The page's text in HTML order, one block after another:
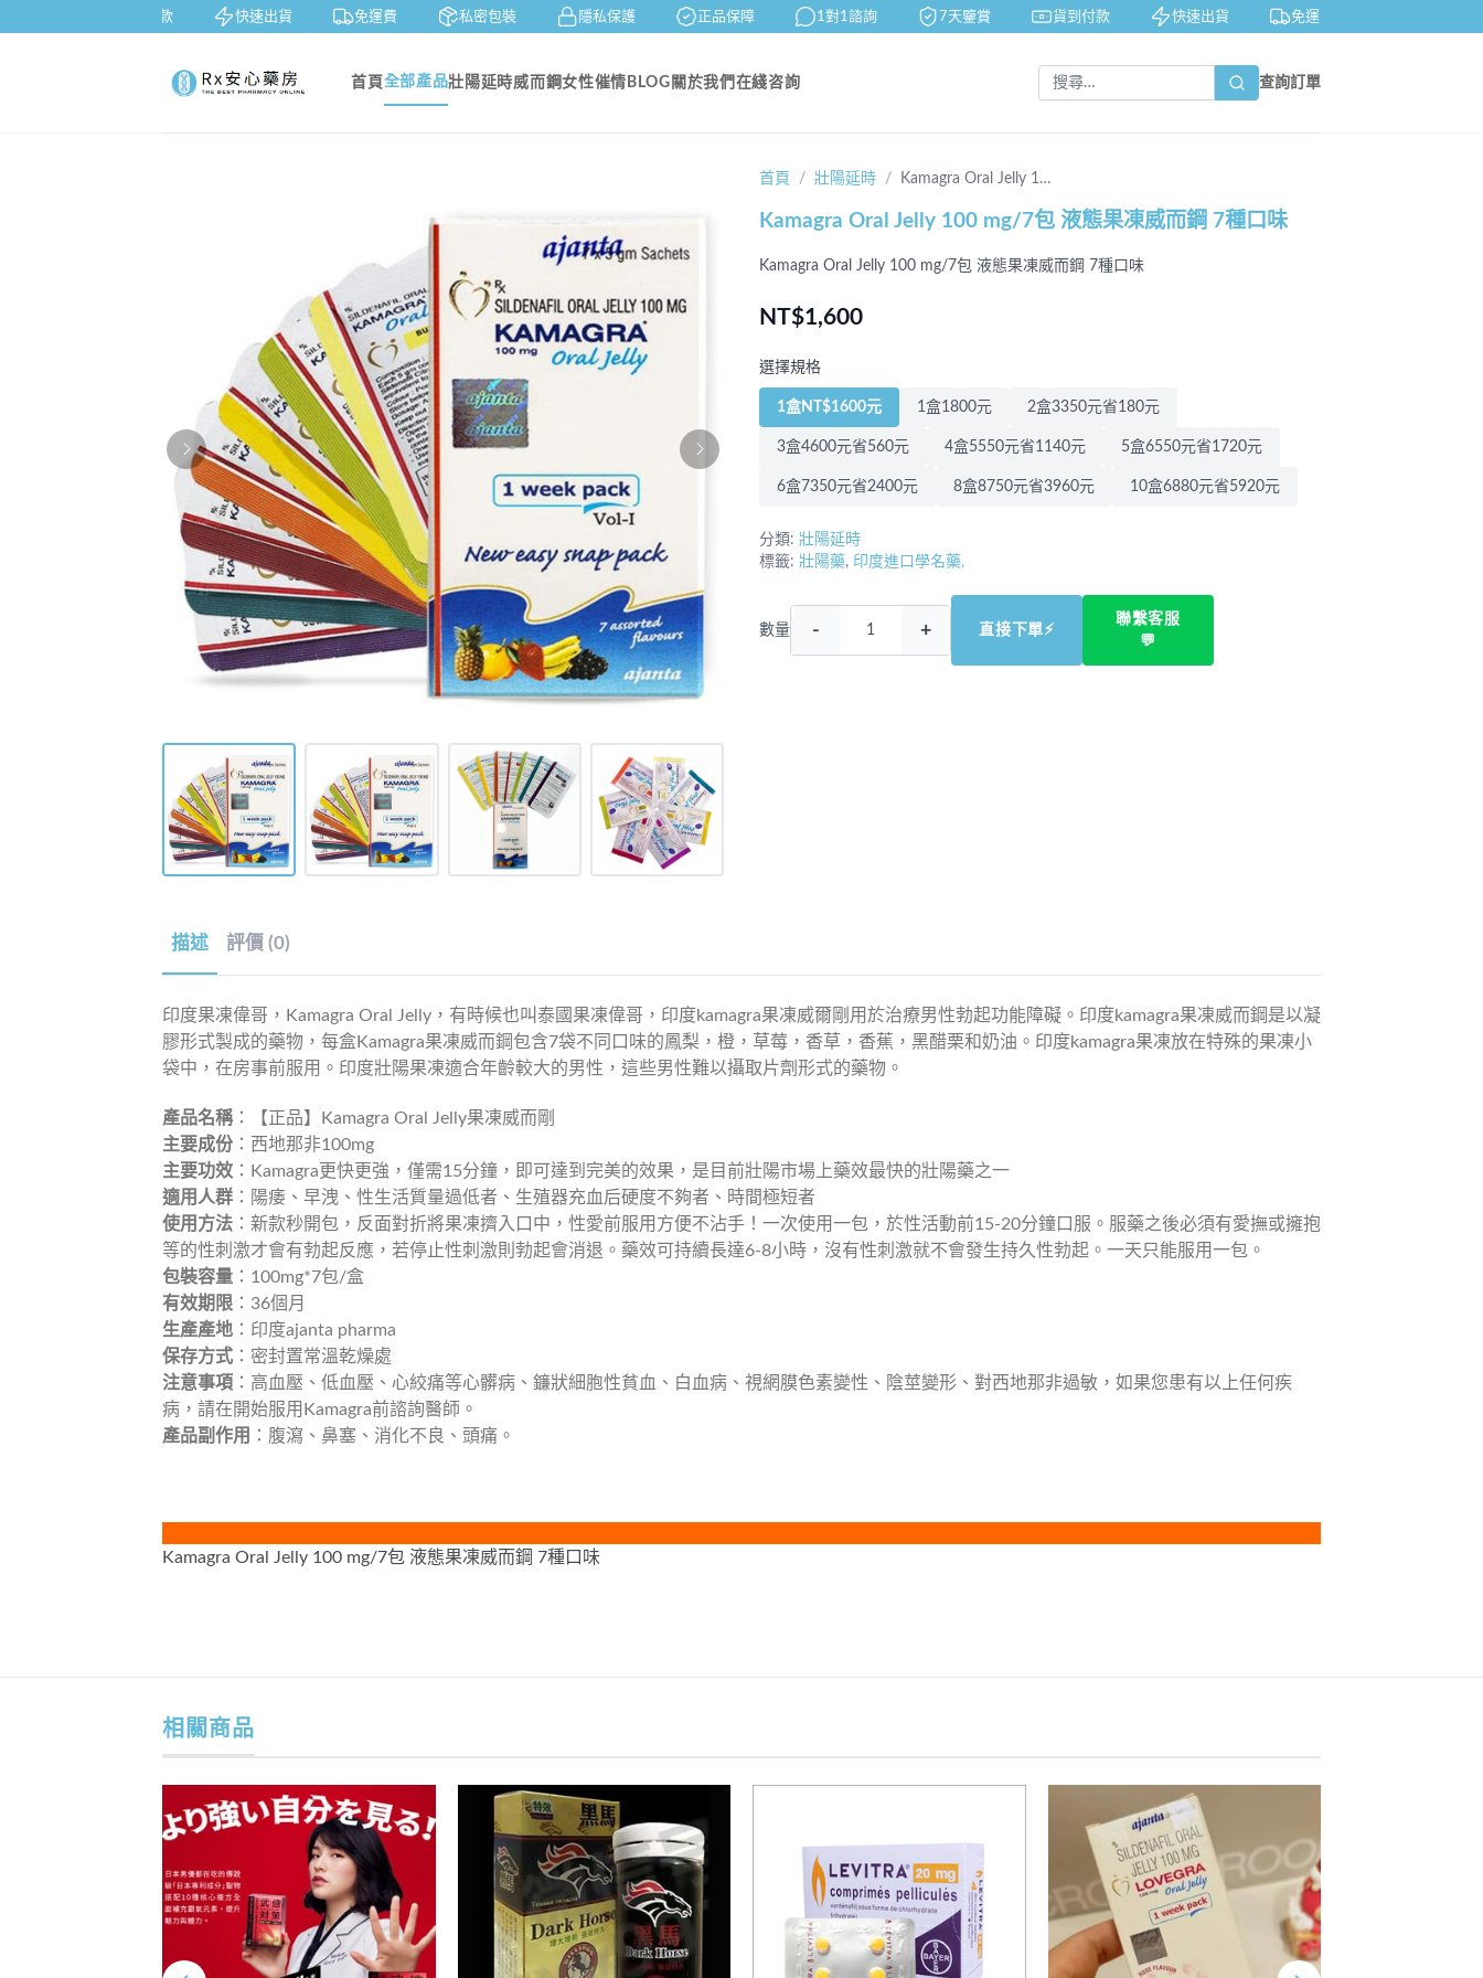
快速出貨 免運費 私密包裝 隱私保護 正品保障 1對1諮詢 7天鑒賞 貨到付款 快速出貨 免運費
首頁全部產品壯陽延時威而鋼女性催情 BLOG 關於我們 在綫咨詢 查詢訂單
首頁 壯陽延時 Kamagra Oral Jelly 1…
Kamagra Oral Jelly 100 mg/7包 液態果凍威而鋼 7種口味
Kamagra Oral Jelly 100 mg/7包 液態果凍威而鋼 7種口味
NT$1,600
選擇規格
1盒NT$1600元 1盒1800元 2盒3350元省180元
3盒4600元省560元 4盒5550元省1140元 5盒6550元省1720元
6盒7350元省2400元 8盒8750元省3960元 10盒6880元省5920元
分類: 壯陽延時
標籤: 壯陽藥, 印度進口學名藥,
數量 - + 直接下單⚡
聯繫客服
💬
描述 評價 (0)
印度果凍偉哥，Kamagra Oral Jelly，有時候也叫泰國果凍偉哥，印度kamagra果凍威爾剛用於治療男性勃起功能障礙。印度kamagra果凍威而鋼是以凝
膠形式製成的藥物，每盒Kamagra果凍威而鋼包含7袋不同口味的鳳梨，橙，草莓，香草，香蕉，黑醋栗和奶油。印度kamagra果凍放在特殊的果凍小
袋中，在房事前服用。印度壯陽果凍適合年齡較大的男性，這些男性難以攝取片劑形式的藥物。
產品名稱：【正品】Kamagra Oral Jelly果凍威而剛
主要成份 ：西地那非100mg
主要功效 ：Kamagra更快更強，僅需15分鐘，即可達到完美的效果，是目前壯陽市場上藥效最快的壯陽藥之一
適用人群 ：陽痿、早洩、性生活質量過低者、生殖器充血后硬度不夠者、時間極短者
使用方法 ：新款秒開包，反面對折將果凍擠入口中，性愛前服用方便不沾手！一次使用一包，於性活動前15-20分鐘口服。服藥之後必須有愛撫或擁抱
等的性刺激才會有勃起反應，若停止性刺激則勃起會消退。藥效可持續長達6-8小時，沒有性刺激就不會發生持久性勃起。一天只能服用一包。
包裝容量 ：100mg*7包/盒
有效期限 ：36個月
生產產地 ：印度ajanta pharma
保存方式 ：密封置常溫乾燥處
注意事項 ：高血壓、低血壓、心絞痛等心髒病、鐮狀細胞性貧血、白血病、視網膜色素變性、陰莖變形、對西地那非過敏，如果您患有以上任何疾
病，請在開始服用Kamagra前諮詢醫師。
產品副作用
：腹瀉、鼻塞、消化不良、頭痛。
Kamagra Oral Jelly 100 mg/7包 液態果凍威而鋼 7種口味
相關商品